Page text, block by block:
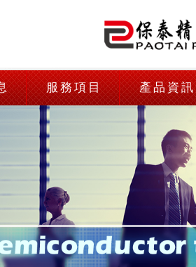
服務項目 產品資訊